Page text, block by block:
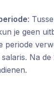
:
je geen
periode
salaris. Na